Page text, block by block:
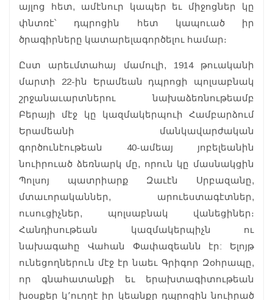
այլոց հետ, ամէնուր կապեր եւ միջոցներ կը
փնտռէ՝ դպրոցին հետ կապուած իր
ծրագիրները կատարելագործելու համար։
Ըստ արեւմտահայ մամուլի, 1914 թուականի
մարտի 22-ին Երամեան դպրոցի պոլսաբնակ
շրջանաւարտներու նախաձեռնութեամբ
Բերայի մէջ կը կազմակերպուի Համբարձում
Երամեանի մանկավարժական
գործունէութեան 40-ամեայ յոբելեանին
նուիրուած ձեռնարկ մը, որուն կը մասնակցին
Պոլսոյ պատրիարք Զաւէն Սրբազանը,
մտաւորականներ, արուեստագէտներ,
ուսուցիչներ, պոլսաբնակ վանեցիներ։
Հանդիսութեան կազմակերպիչն ու
նախագահը Վահան Փափազեանն էր: Ելոյթ
ունեցողներուն մէջ էր նաեւ Գրիգոր Զօհրապը,
որ գնահատանքի եւ երախտագիտութեան
խօսքեր կ՚ուղղէ իր կեանքը դպրոցին նուիրած